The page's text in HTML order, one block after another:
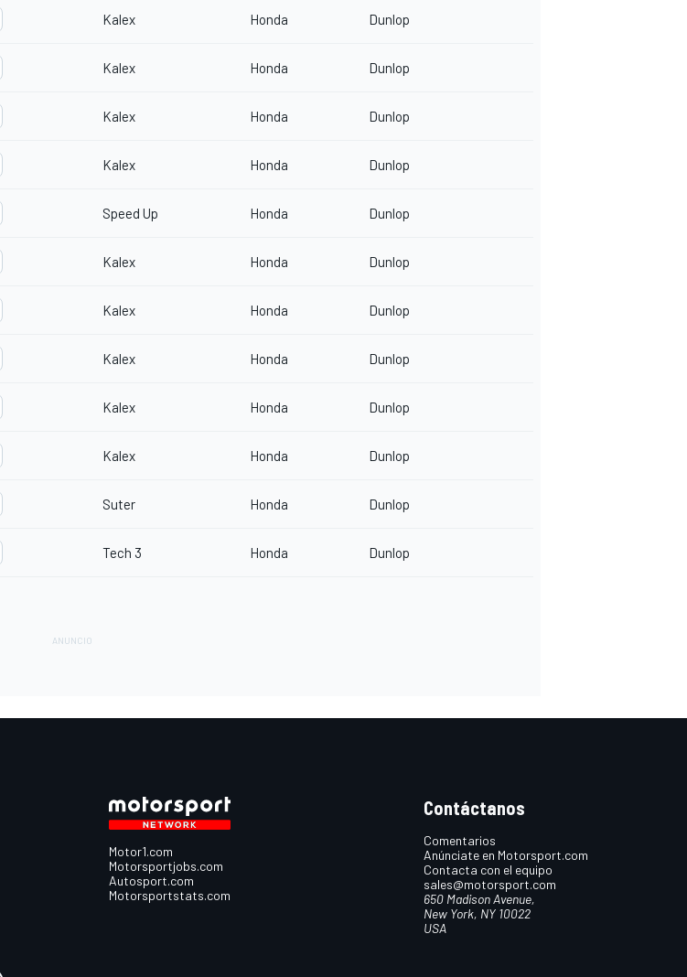
Kalex Honda Dunlop
Kalex Honda Dunlop
Kalex Honda Dunlop
Kalex Honda Dunlop
Speed Up Honda Dunlop
Kalex Honda Dunlop
Kalex Honda Dunlop
Kalex Honda Dunlop
Kalex Honda Dunlop
Kalex Honda Dunlop
Suter Honda Dunlop
Tech 3 Honda Dunlop
Motor1.com
Motorsportjobs.com
Autosport.com
Motorsportstats.com
Contáctanos
Comentarios
Anúnciate en Motorsport.com
Contacta con el equipo
sales@motorsport.com
650 Madison Avenue,
New York, NY 10022
USA